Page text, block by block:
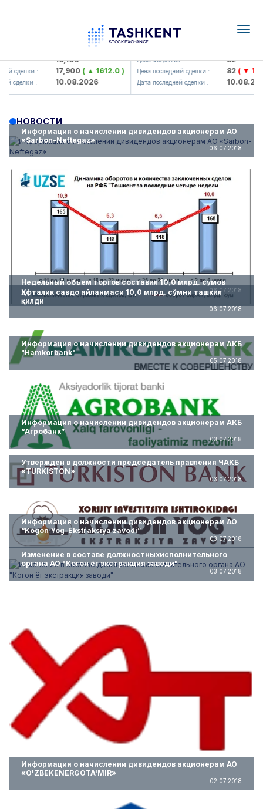
: 16,100
сделки : 17,900( ▲ 1612.0 )
сделки : 10.08.2026
KFSK (<Kafolat sug'urta
Цена закрытия : 82
Цена последний сделки : 82( ▼ 1.91 )
Дата последней сделки : 10.08.2026
НОВОСТИ
Информация о начислении дивидендов акционерам АО
«Sarbon-Neftegaz»
06.07.2018
Недельный объем торгов составил 10,0 млрд. сумов
06.07.2018
Ҳафталик савдо айланмаси 10,0 млрд. сўмни ташкил
қилди
06.07.2018
Информация о начислении дивидендов акционерам АКБ
"Hamkorbank"
05.07.2018
Информация о начислении дивидендов акционерам АКБ
“Агробанк”
03.07.2018
Утвержден в должности председатель правления ЧАКБ
«TURKISTON»
03.07.2018
Информация о начислении дивидендов акционерам АО
“Kogon Yog-Ekstraksiya zavodi”
03.07.2018
Изменение в составе должностныхисполнительного
органа АО "Когон ёг экстракция заводи"
03.07.2018
Информация о начислении дивидендов акционерам АО
«O'ZBEKENERGOTA'MIR»
02.07.2018